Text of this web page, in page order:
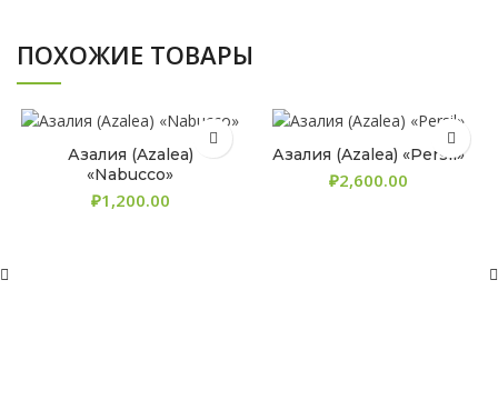
ПОХОЖИЕ ТОВАРЫ
Азалия (Azalea)
«Nabucco»
₽
Азалия (Azalea) «Persil»
₽